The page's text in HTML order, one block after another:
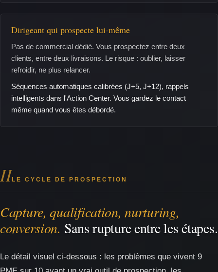
Dirigeant qui prospecte lui-même
Pas de commercial dédié. Vous prospectez entre deux
clients, entre deux livraisons. Le risque : oublier, laisser
refroidir, ne plus relancer.
Séquences automatiques calibrées (J+5, J+12), rappels
intelligents dans l'Action Center. Vous gardez le contact
même quand vous êtes débordé.
IILE CYCLE DE PROSPECTION
Capture, qualification, nurturing,
conversion. Sans rupture entre les étapes.
Le détail visuel ci-dessous : les problèmes que vivent 9